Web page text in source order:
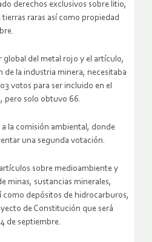
derechos exclusivos sobre litio,
raras así como propiedad
global del metal rojo y el artículo,
de la industria minera, necesitaba
votos para ser incluido en el
pero solo obtuvo 66.
la comisión ambiental, donde
una segunda votación.
sobre medioambiente y
minas, sustancias minerales,
como depósitos de hidrocarburos,
de Constitución que será
de septiembre.